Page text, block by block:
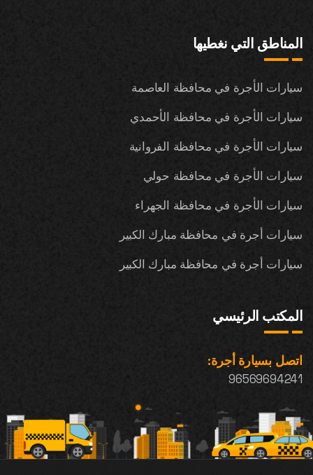
المناطق التي نغطيها
سيارات الأجرة في محافظة العاصمة
سيارات الأجرة في محافظة الأحمدي
سيارات الأجرة في محافظة الفروانية
سيارات الأجرة في محافظة حولي
سيارات الأجرة في محافظة الجهراء
سيارات أجرة في محافظة مبارك الكبير
سيارات أجرة في محافظة مبارك الكبير
المكتب الرئيسي
اتصل بسيارة أجرة:
96569694241